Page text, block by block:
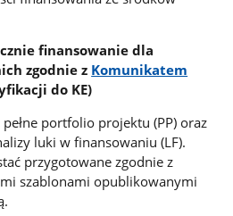
finansowanie dla
zgodnie z Komunikatem
do KE)
portfolio projektu (PP) oraz
luki w finansowaniu (LF).
przygotowane zgodnie z
szablonami opublikowanymi